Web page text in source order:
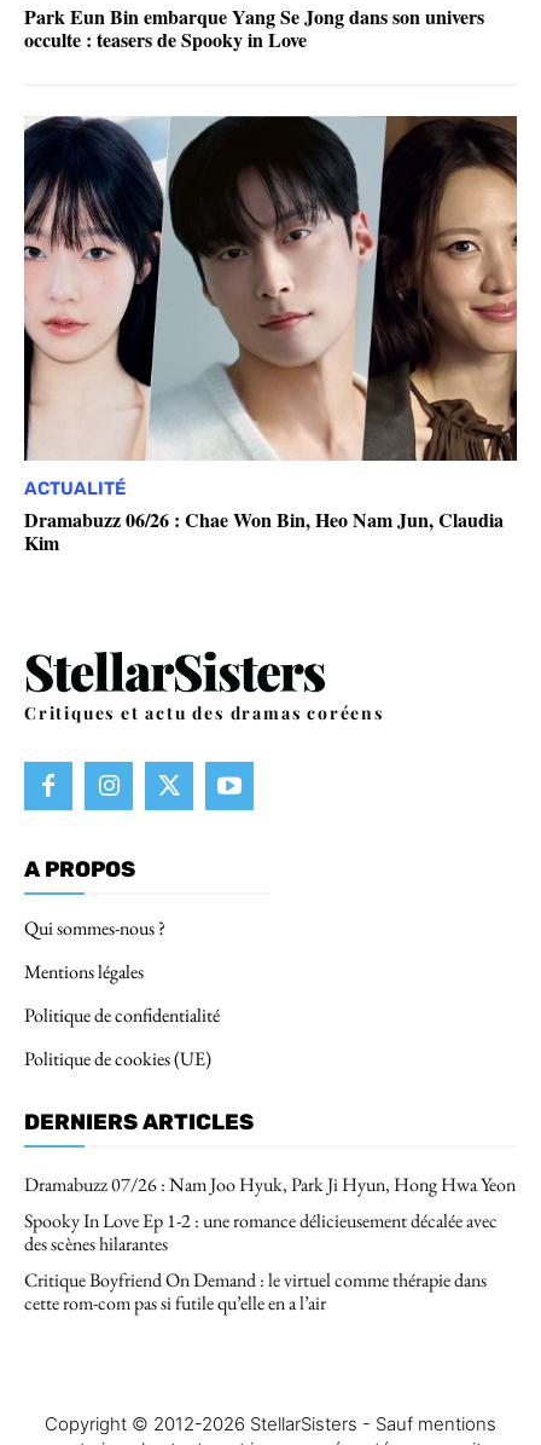
Park Eun Bin embarque Yang Se Jong dans son univers
occulte : teasers de Spooky in Love
ACTUALITÉ
Dramabuzz 06/26 : Chae Won Bin, Heo Nam Jun, Claudia
Kim
Critiques et actu des dramas coréens
A PROPOS
Qui sommes-nous ?
Mentions légales
Politique de confidentialité
Politique de cookies (UE)
DERNIERS ARTICLES
Dramabuzz 07/26 : Nam Joo Hyuk, Park Ji Hyun, Hong Hwa Yeon
Spooky In Love Ep 1-2 : une romance délicieusement décalée avec
des scènes hilarantes
Critique Boyfriend On Demand : le virtuel comme thérapie dans
cette rom-com pas si futile qu’elle en a l’air
Copyright © 2012-2026 StellarSisters - Sauf mentions